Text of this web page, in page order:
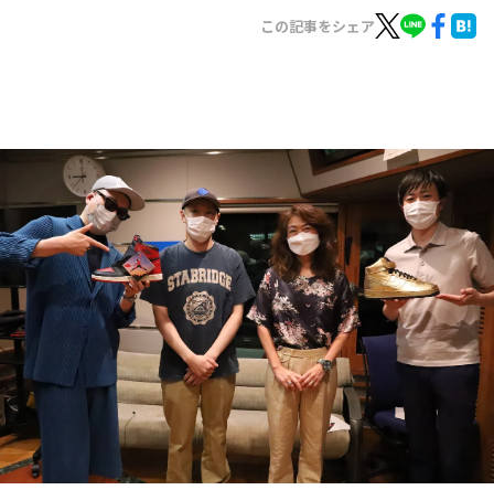
お知らせ
イベント・グッズ
YouTube
会社情報
この記事をシェア